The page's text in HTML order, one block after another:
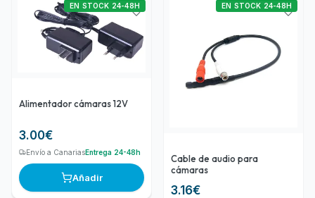
Alimentador cámaras 12V
3.00€
EN STOCK 24-48H
Envío a CanariasEntrega 24-48h
Añadir
Cable de audio para
cámaras
3.16€
EN STOCK 24-48H